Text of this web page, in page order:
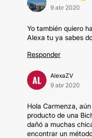
9 abr 2020
Yo también quiero
Alexa tu ya sabes
Responder
AL
AlexaZV
9 abr 2020
Hola Carmenza,
producto de una
dañó a muchas
encontrar un